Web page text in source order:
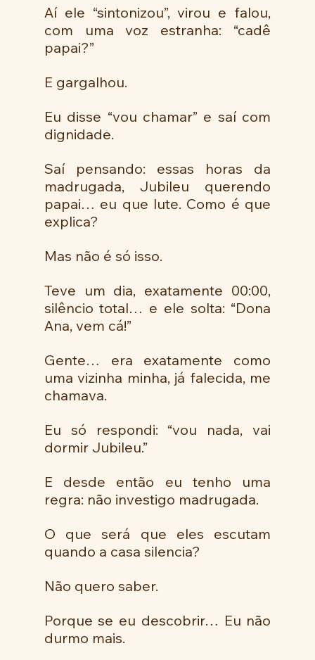
Aí ele “sintonizou”, virou e falou,
com uma voz estranha: “cadê
papai?”
E gargalhou.
Eu disse “vou chamar” e saí com
dignidade.
Saí pensando: essas horas da
madrugada, Jubileu querendo
papai… eu que lute. Como é que
explica?
Mas não é só isso.
Teve um dia, exatamente 00:00,
silêncio total… e ele solta: “Dona
Ana, vem cá!”
Gente… era exatamente como
uma vizinha minha, já falecida, me
chamava.
Eu só respondi: “vou nada, vai
dormir Jubileu.”
E desde então eu tenho uma
regra: não investigo madrugada.
O que será que eles escutam
quando a casa silencia?
Não quero saber.
Porque se eu descobrir… Eu não
durmo mais.